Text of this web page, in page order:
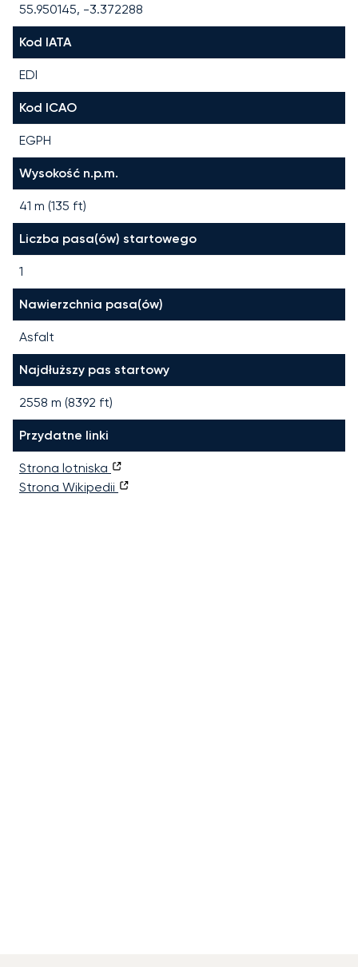
55.950145, -3.372288
Kod IATA
EDI
Kod ICAO
EGPH
Wysokość n.p.m.
41 m (135 ft)
Liczba pasa(ów) startowego
1
Nawierzchnia pasa(ów)
Asfalt
Najdłuższy pas startowy
2558 m (8392 ft)
Przydatne linki
Strona lotniska
Strona Wikipedii